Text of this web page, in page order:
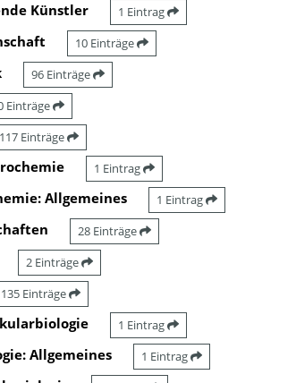
Künstler 1 Eintrag
10 Einträge
96 Einträge
Einträge
117 Einträge
1 Eintrag
Allgemeines 1 Eintrag
28 Einträge
2 Einträge
135 Einträge
1 Eintrag
Allgemeines 1 Eintrag